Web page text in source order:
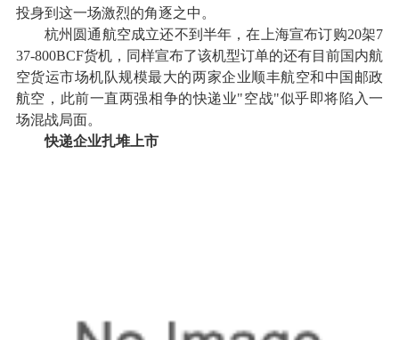
投身到这一场激烈的角逐之中。
杭州圆通航空成立还不到半年，在上海宣布订购20架7
37-800BCF货机，同样宣布了该机型订单的还有目前国内航
空货运市场机队规模最大的两家企业顺丰航空和中国邮政
航空，此前一直两强相争的快递业"空战"似乎即将陷入一
场混战局面。
快递企业扎堆上市